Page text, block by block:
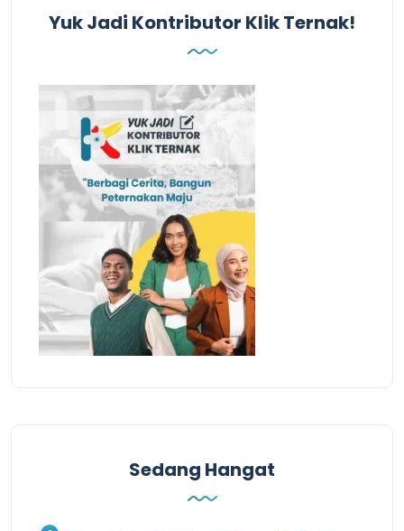
Yuk Jadi Kontributor Klik Ternak!
Sedang Hangat